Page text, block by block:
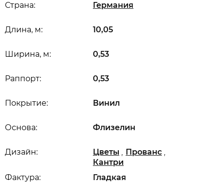
Длина, м: 10,05
Ширина, м: 0,53
Раппорт: 0,53
Дизайн: Цветы , Прованс ,
Кантри
Основа: Флизелин
Покрытие: Винил
Страна: Германия
Фактура: Гладкая